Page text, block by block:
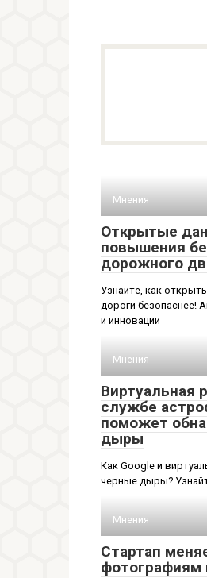
Мнения
Открытые
повышения
дорожного
Узнайте, как
дороги безопаснее!
и инновации
Мнения
Виртуальная
службе
поможет
дыры
Как Google и
черные дыры?
Мнения
Стартап
фотографиям